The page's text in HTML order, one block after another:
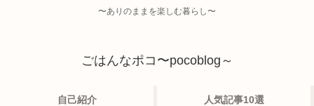
〜ありのままを楽しむ暮らし〜
ごはんなポコ〜pocoblog～
自己紹介 人気記事10選